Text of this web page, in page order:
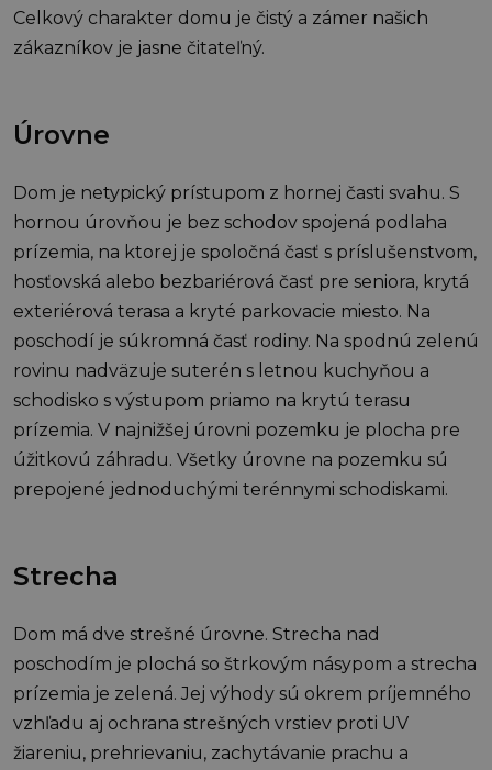
Celkový charakter domu je čistý a zámer našich
zákazníkov je jasne čitateľný.
Úrovne
Dom je netypický prístupom z hornej časti svahu. S
hornou úrovňou je bez schodov spojená podlaha
prízemia, na ktorej je spoločná časť s príslušenstvom,
hosťovská alebo bezbariérová časť pre seniora, krytá
exteriérová terasa a kryté parkovacie miesto. Na
poschodí je súkromná časť rodiny. Na spodnú zelenú
rovinu nadväzuje suterén s letnou kuchyňou a
schodisko s výstupom priamo na krytú terasu
prízemia. V najnižšej úrovni pozemku je plocha pre
úžitkovú záhradu. Všetky úrovne na pozemku sú
prepojené jednoduchými terénnymi schodiskami.
Strecha
Dom má dve strešné úrovne. Strecha nad
poschodím je plochá so štrkovým násypom a strecha
prízemia je zelená. Jej výhody sú okrem príjemného
vzhľadu aj ochrana strešných vrstiev proti UV
žiareniu, prehrievaniu, zachytávanie prachu a